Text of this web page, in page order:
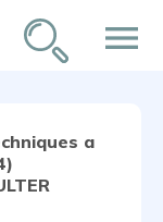
menu
a